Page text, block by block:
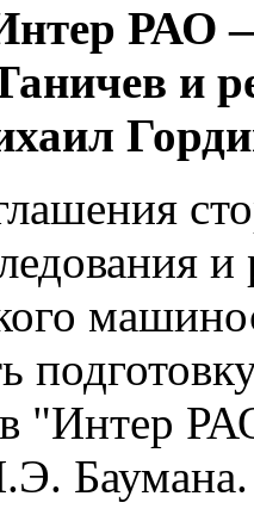
РАО
и
и
"Интер
Баумана.